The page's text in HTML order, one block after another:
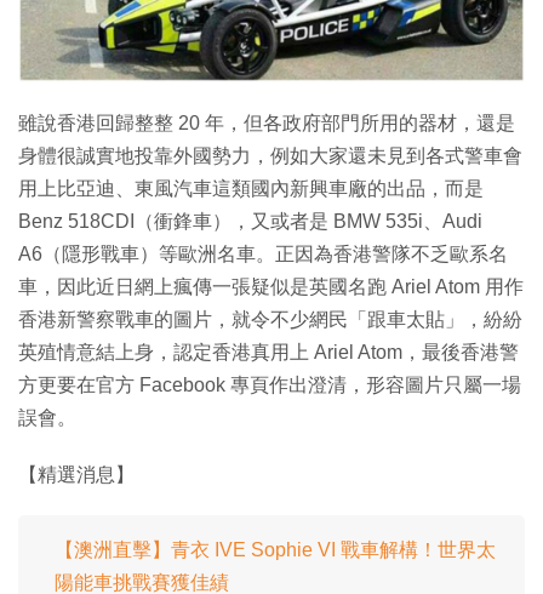
雖說香港回歸整整 20 年，但各政府部門所用的器材，還是
身體很誠實地投靠外國勢力，例如大家還未見到各式警車會
用上比亞迪、東風汽車這類國內新興車廠的出品，而是
Benz 518CDI（衝鋒車），又或者是 BMW 535i、Audi
A6（隱形戰車）等歐洲名車。正因為香港警隊不乏歐系名
車，因此近日網上瘋傳一張疑似是英國名跑 Ariel Atom 用作
香港新警察戰車的圖片，就令不少網民「跟車太貼」，紛紛
英殖情意結上身，認定香港真用上 Ariel Atom，最後香港警
方更要在官方 Facebook 專頁作出澄清，形容圖片只屬一場
誤會。
【精選消息】
【澳洲直擊】青衣 IVE Sophie VI 戰車解構！世界太
陽能車挑戰賽獲佳績